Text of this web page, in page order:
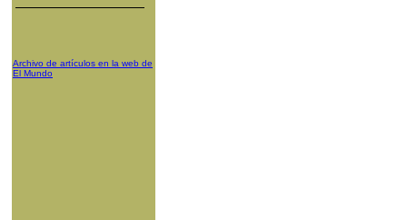
Archivo de artículos en la web de
El Mundo